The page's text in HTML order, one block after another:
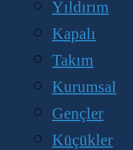
Yıldırım
Kapalı
Takım
Kurumsal
Gençler
Küçükler